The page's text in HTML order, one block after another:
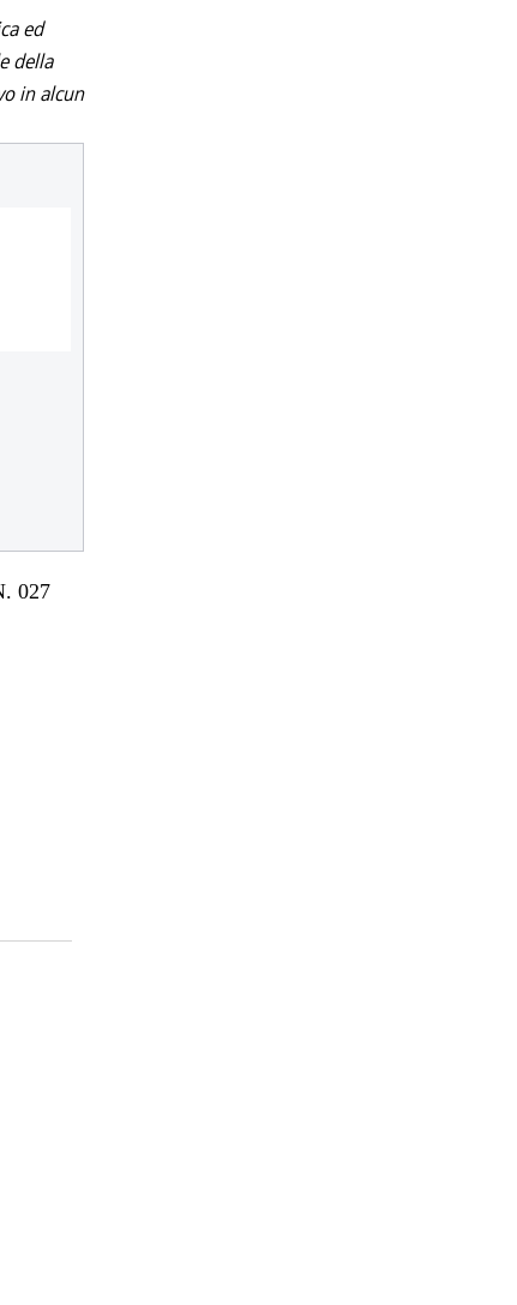
ed
della
in alcun
027